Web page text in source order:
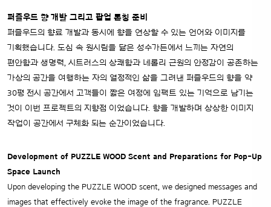
퍼즐우드 향 개발 그리고 팝업 론칭 준비
퍼즐우드의 향료 개발과 동시에 향을 연상할 수 있는 언어와 이미지를
기획했습니다. 도심 속 원시림을 닮은 성수가든에서 느끼는 자연의
편안함과 생명력, 시트러스의 상쾌함과 네롤리 근원의 안정감이 공존하는
가상의 공간을 여행하는 자의 열정적인 삶을 그려낸 퍼즐우드의 향을 약
30평 전시 공간에서 고객들이 짧은 여정에 임팩트 있는 기억으로 남기는
것이 이번 프로젝트의 지향점 이었습니다. 향을 개발하며 상상한 이미지
작업이 공간에서 구체화 되는 순간이었습니다.
Development of PUZZLE WOOD Scent and Preparations for Pop-Up
Space Launch
Upon developing the PUZZLE WOOD scent, we designed messages and
images that effectively evoke the image of the fragrance. PUZZLE